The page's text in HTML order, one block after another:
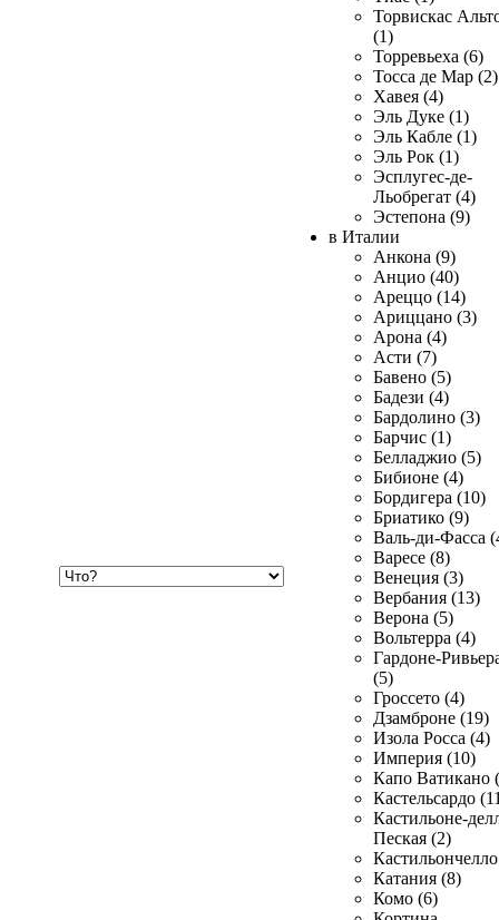
Торвискас
(1)
Торревьеха (6)
Тосса де Мар (2)
Хавея (4)
Эль Дуке (1)
Эль Кабле (1)
Эль Рок (1)
Эсплугес-де-
Льобрегат (4)
Эстепона (9)
в Италии
Анкона (9)
Анцио (40)
Ареццо (14)
Ариццано (3)
Арона (4)
Асти (7)
Бавено (5)
Бадези (4)
Бардолино (3)
Барчис (1)
Белладжио (5)
Бибионе (4)
Бордигера (10)
Бриатико (9)
Валь-ди-Фасса
Варесе (8)
Венеция (3)
Вербания (13)
Верона (5)
Вольтерра (4)
Гардоне-
(5)
Гроссето (4)
Дзамброне (19)
Изола Росса (4)
Империя (10)
Капо Ватикано
Кастельсардо
Кастильоне-
Пеская (2)
Катания (8)
Комо (6)